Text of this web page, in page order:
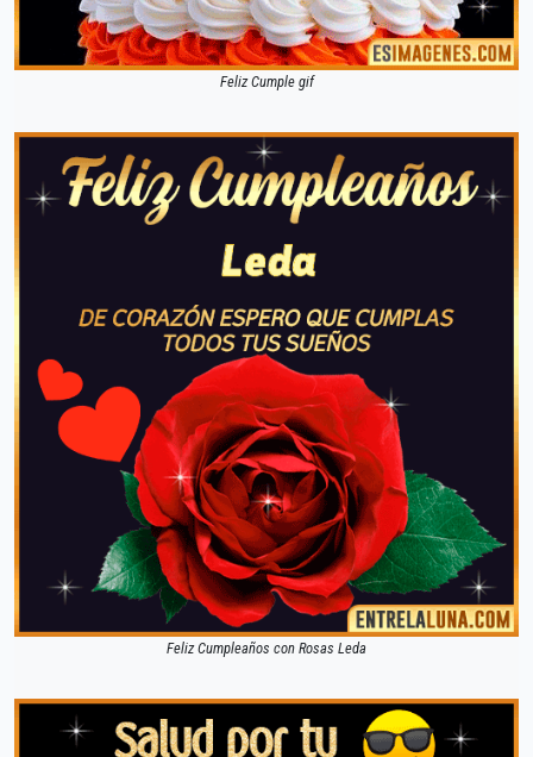
Feliz Cumple gif
Feliz Cumpleaños con Rosas Leda